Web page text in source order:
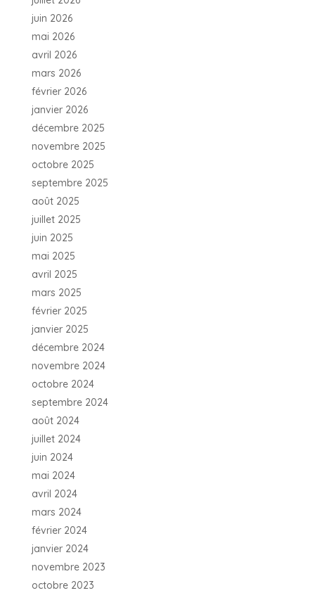
juin 2026
mai 2026
avril 2026
mars 2026
février 2026
janvier 2026
décembre 2025
novembre 2025
octobre 2025
septembre 2025
août 2025
juillet 2025
juin 2025
mai 2025
avril 2025
mars 2025
février 2025
janvier 2025
décembre 2024
novembre 2024
octobre 2024
septembre 2024
août 2024
juillet 2024
juin 2024
mai 2024
avril 2024
mars 2024
février 2024
janvier 2024
novembre 2023
octobre 2023